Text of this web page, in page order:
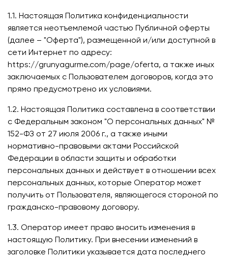
1.1. Настоящая Политика конфиденциальности
является неотъемлемой частью Публичной оферты
(далее – "Оферта"), размещенной и/или доступной в
сети Интернет по адресу:
https://grunyagurme.com/page/oferta, а также иных
заключаемых с Пользователем договоров, когда это
прямо предусмотрено их условиями.
1.2. Настоящая Политика составлена в соответствии
с Федеральным законом "О персональных данных" №
152-ФЗ от 27 июля 2006 г., а также иными
нормативно-правовыми актами Российской
Федерации в области защиты и обработки
персональных данных и действует в отношении всех
персональных данных, которые Оператор может
получить от Пользователя, являющегося стороной по
гражданско-правовому договору.
1.3. Оператор имеет право вносить изменения в
настоящую Политику. При внесении изменений в
заголовке Политики указывается дата последнего